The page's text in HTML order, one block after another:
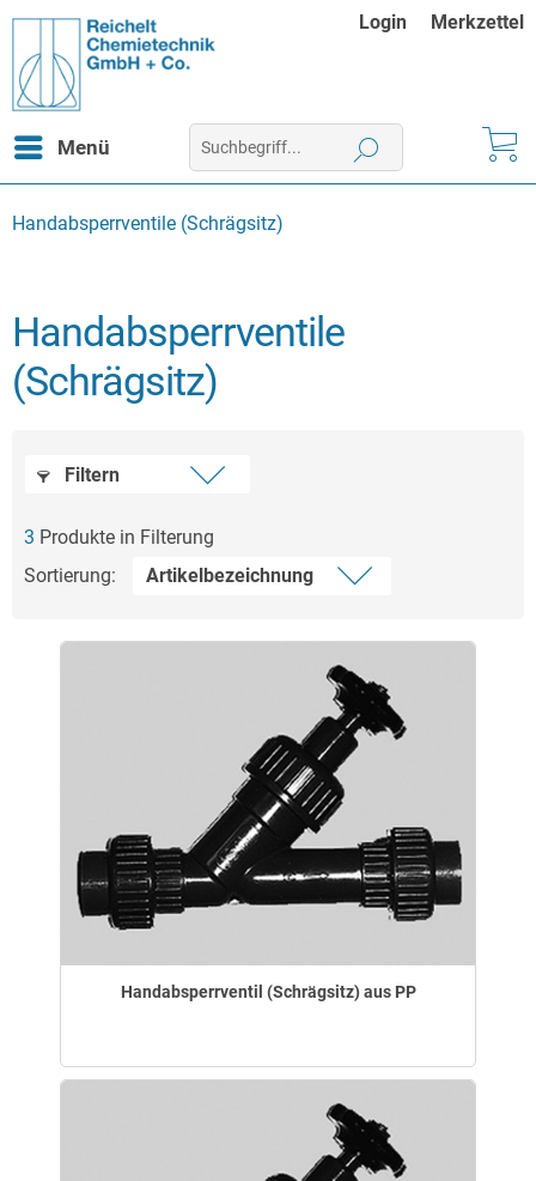
Login Merkzettel
Menü
Handabsperrventile (Schrägsitz)
Handabsperrventile
(Schrägsitz)
Filtern
3 Produkte in Filterung
Sortierung:
Handabsperrventil (Schrägsitz) aus PP